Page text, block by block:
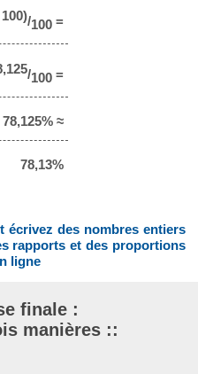
/100 =
/100 =
78,125% ≈
78,13%
écrivez des nombres entiers
rapports et des proportions
ligne
finale :
manières ::